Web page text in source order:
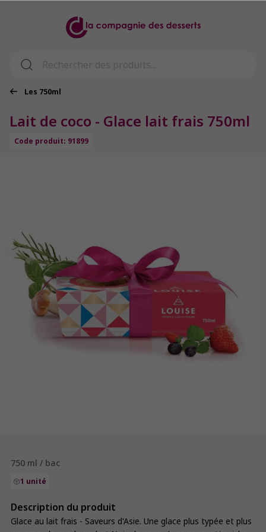
Les 750ml
Lait de coco - Glace lait frais 750ml
Code produit: 91899
750 ml / bac
1 unité
Description du produit
Glace au lait frais - Saveurs d'Asie. Une glace plus typée et plus